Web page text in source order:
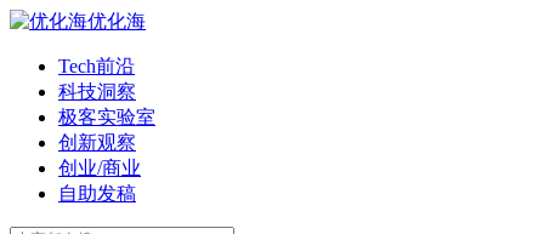
优化海
Tech前沿
科技洞察
极客实验室
创新观察
创业/商业
自助发稿